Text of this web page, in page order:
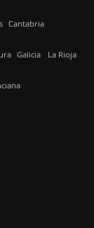
Cantabria
Galicia La Rioja